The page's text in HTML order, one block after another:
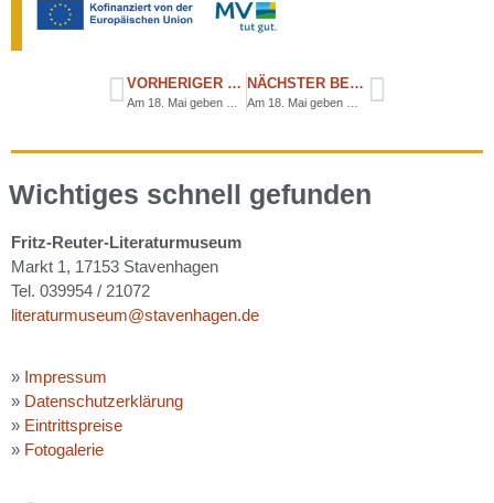
VORHERIGER BEITRAG NÄCHSTER BEITRAG
Wichtiges schnell gefunden
Fritz-Reuter-Literaturmuseum
Markt 1, 17153 Stavenhagen
Tel. 039954 / 21072
literaturmuseum@stavenhagen.de
» Impressum
» Datenschutzerklärung
» Eintrittspreise
» Fotogalerie